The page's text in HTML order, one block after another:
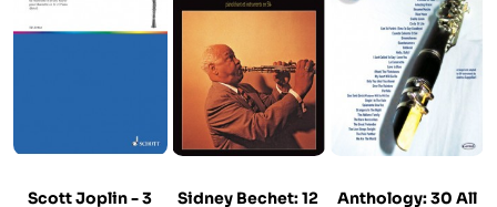
Scott Joplin - 3
Sidney Bechet: 12
Anthology: 30 All